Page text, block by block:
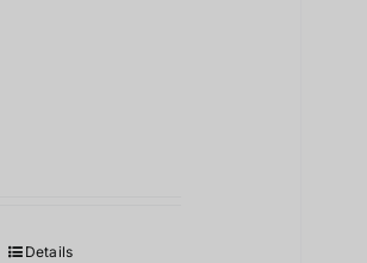
Details